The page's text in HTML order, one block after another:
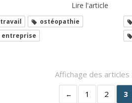
Lire l'article
travail
ostéopathie
entreprise
Affichage des
1
2 3